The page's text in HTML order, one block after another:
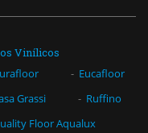
Vinílicos
Eucafloor
Grassi
Ruffino
Floor Aqualux